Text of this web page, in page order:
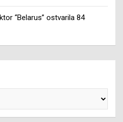
“Belarus” ostvarila 84